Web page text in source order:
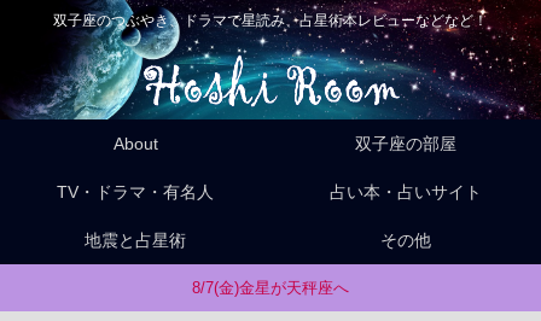
双子座のつぶやき、ドラマで星読み、占星術本レビューなどなど！
About 双子座の部屋
TV・ドラマ・有名人 占い本・占いサイト
地震と占星術 その他
8/7(金)金星が天秤座へ